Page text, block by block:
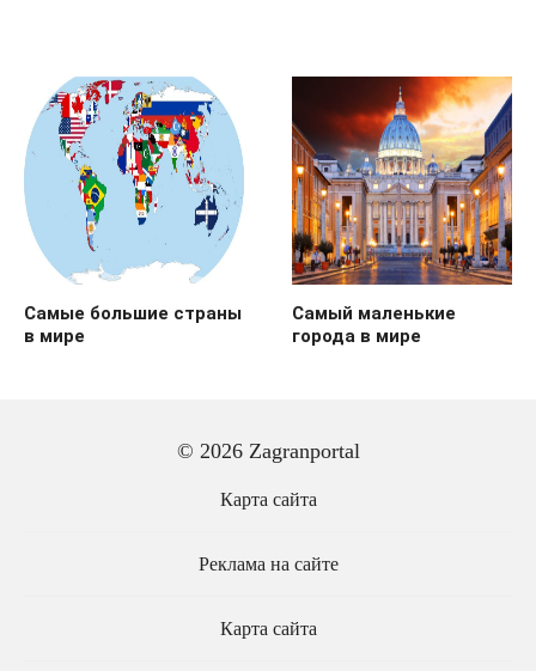
Самые большие страны
в мире
Самый маленькие
города в мире
© 2026 Zagranportal
Карта сайта
Реклама на сайте
Карта сайта